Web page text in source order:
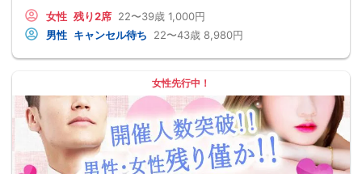
女性 残り2席 22〜39歳 1,000円
男性 キャンセル待ち 22〜43歳 8,980円
女性先行中！